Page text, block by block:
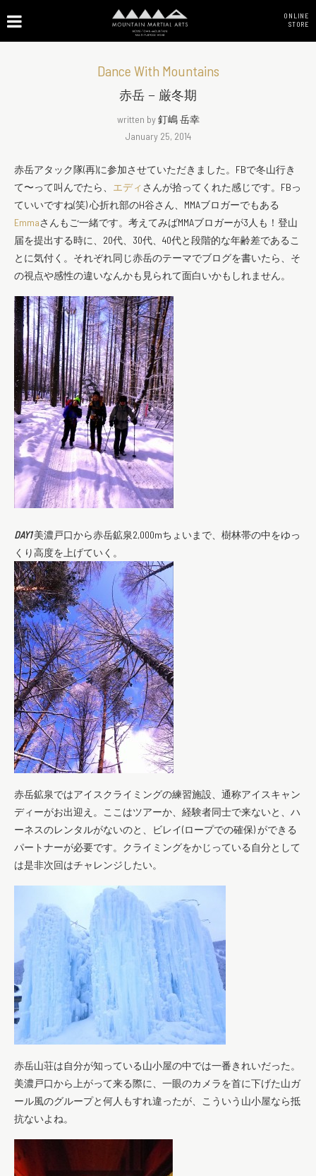
ONLINE
STORE
Dance With Mountains
赤岳 – 厳冬期
written by釘嶋 岳幸
January 25, 2014
赤岳アタック隊(再)に参加させていただきました。FBで冬山行き
て〜って叫んでたら、 エディ さんが拾ってくれた感じです。FBっ
ていいですね(笑) 心折れ部のH谷さん、MMAブロガーでもある
Emmaさんもご一緒です。考えてみばMMAブロガーが3人も！登山
届を提出する時に、20代、30代、40代と段階的な年齢差であるこ
とに気付く。それぞれ同じ赤岳のテーマでブログを書いたら、そ
の視点や感性の違いなんかも見られて面白いかもしれません。
DAY1美濃戸口から赤岳鉱泉2,000mちょいまで、樹林帯の中をゆっ
くり高度を上げていく。
赤岳鉱泉ではアイスクライミングの練習施設、通称アイスキャン
ディーがお出迎え。ここはツアーか、経験者同士で来ないと、ハ
ーネスのレンタルがないのと、ビレイ(ロープでの確保) ができる
パートナーが必要です。クライミングをかじっている自分として
は是非次回はチャレンジしたい。
赤岳山荘は自分が知っている山小屋の中では一番きれいだった。
美濃戸口から上がって来る際に、一眼のカメラを首に下げた山ガ
ール風のグループと何人もすれ違ったが、こういう山小屋なら抵
抗ないよね。